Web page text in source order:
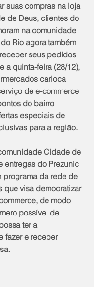
suas compras na loja
de Deus, clientes do
na comunidade
Rio agora também
seus pedidos
a quinta-feira (28/12),
carioca
de e-commerce
do bairro
especiais de
para a região.
Cidade de
entregas do Prezunic
programa da rede de
que visa democratizar
de modo
possível de
ter a
fazer e receber